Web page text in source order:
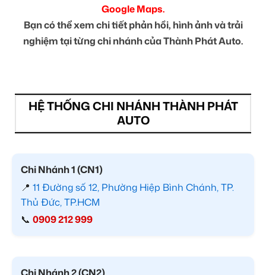
Google Maps.
Bạn có thể xem chi tiết phản hồi, hình ảnh và trải
nghiệm tại từng chi nhánh của Thành Phát Auto.
HỆ THỐNG CHI NHÁNH THÀNH PHÁT
AUTO
Chi Nhánh 1 (CN1)
📍 11 Đường số 12, Phường Hiệp Bình Chánh, TP.
Thủ Đức, TP.HCM
📞 0909 212 999